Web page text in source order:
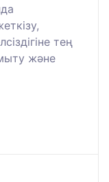
тең
және